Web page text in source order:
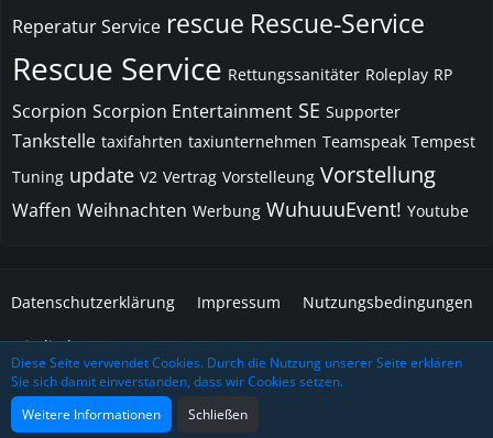
Reperatur Service rescue Rescue-Service
Rescue Service Rettungssanitäter Roleplay RP
Scorpion Scorpion Entertainment SE Supporter
Tankstelle taxifahrten taxiunternehmen Teamspeak Tempest
Tuning update V2 Vertrag Vorstelleung Vorstellung
Waffen Weihnachten Werbung WuhuuuEvent! Youtube
Datenschutzerklärung Impressum Nutzungsbedingungen
Mitglieder
Community-Software:WoltLab Suite™
Diese Seite verwendet Cookies. Durch die Nutzung unserer Seite erklären
Sie sich damit einverstanden, dass wir Cookies setzen.
Weitere Informationen
Schließen